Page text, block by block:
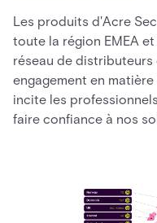
Les produits d'Acre
toute la région EMEA
réseau de
engagement en
incite les
faire confiance à nos